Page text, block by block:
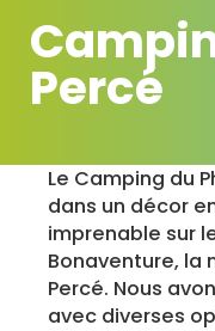
Percé
Le Camping du
dans un décor
imprenable sur
Bonaventure, la
Percé. Nous
avec diverses